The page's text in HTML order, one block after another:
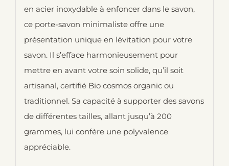
en acier inoxydable à enfoncer dans le savon,
ce porte-savon minimaliste offre une
présentation unique en lévitation pour votre
savon. Il s’efface harmonieusement pour
mettre en avant votre soin solide, qu’il soit
artisanal, certifié Bio cosmos organic ou
traditionnel. Sa capacité à supporter des savons
de différentes tailles, allant jusqu’à 200
grammes, lui confère une polyvalence
appréciable.